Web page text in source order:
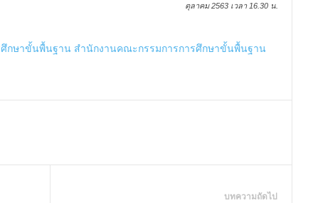
ตุลาคม 2563 เวลา 16.30 น.
กษาขั้นพื้นฐาน สำนักงานคณะกรรมการการศึกษาขั้นพื้นฐาน
บทความถัดไป